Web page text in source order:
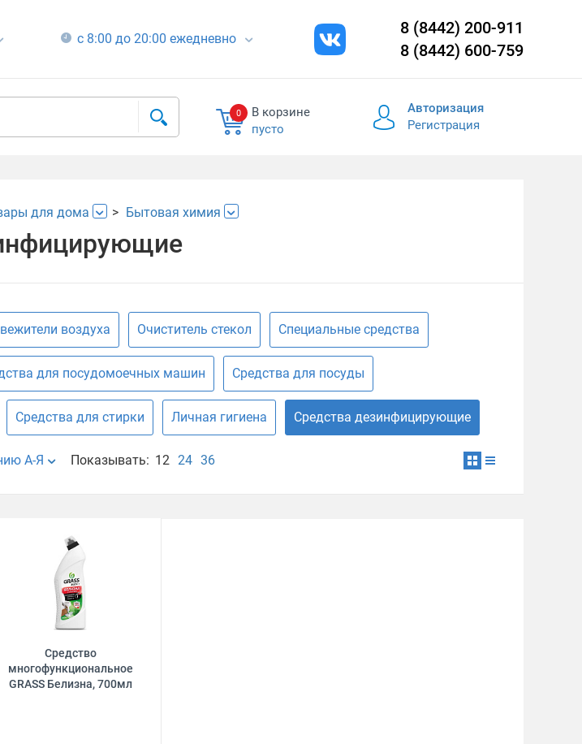
с 8:00 до 20:00 ежедневно
8 (8442) 200-911
8 (8442) 600-759
0
В корзине
пусто
Авторизация
Регистрация
для дома Бытовая химия
воздуха Очиститель стекол Специальные средства
для посудомоечных машин Средства для посуды
Средства для стирки Личная гигиена Средства дезинфицирующие
А-Я Показывать: 12 24 36
Средство
многофункциональное
GRASS Белизна, 700мл